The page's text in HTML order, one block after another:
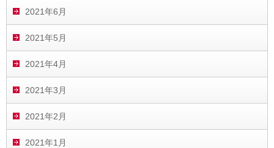
2021年6月
2021年5月
2021年4月
2021年3月
2021年2月
2021年1月